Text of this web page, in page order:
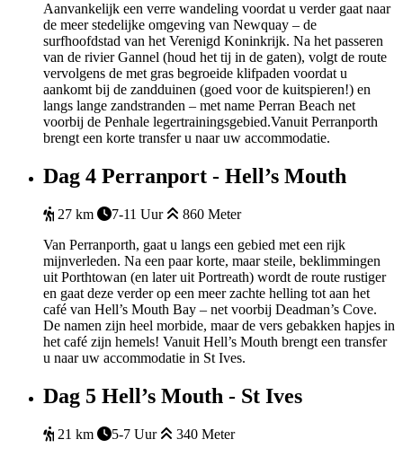
Aanvankelijk een verre wandeling voordat u verder gaat naar
de meer stedelijke omgeving van Newquay – de
surfhoofdstad van het Verenigd Koninkrijk. Na het passeren
van de rivier Gannel (houd het tij in de gaten), volgt de route
vervolgens de met gras begroeide klifpaden voordat u
aankomt bij de zandduinen (goed voor de kuitspieren!) en
langs lange zandstranden – met name Perran Beach net
voorbij de Penhale legertrainingsgebied.Vanuit Perranporth
brengt een korte transfer u naar uw accommodatie.
Dag 4 Perranport - Hell’s Mouth
27 km 7-11 Uur
860 Meter
Van Perranporth, gaat u langs een gebied met een rijk
mijnverleden. Na een paar korte, maar steile, beklimmingen
uit Porthtowan (en later uit Portreath) wordt de route rustiger
en gaat deze verder op een meer zachte helling tot aan het
café van Hell’s Mouth Bay – net voorbij Deadman’s Cove.
De namen zijn heel morbide, maar de vers gebakken hapjes in
het café zijn hemels! Vanuit Hell’s Mouth brengt een transfer
u naar uw accommodatie in St Ives.
Dag 5 Hell’s Mouth - St Ives
21 km 5-7 Uur
340 Meter